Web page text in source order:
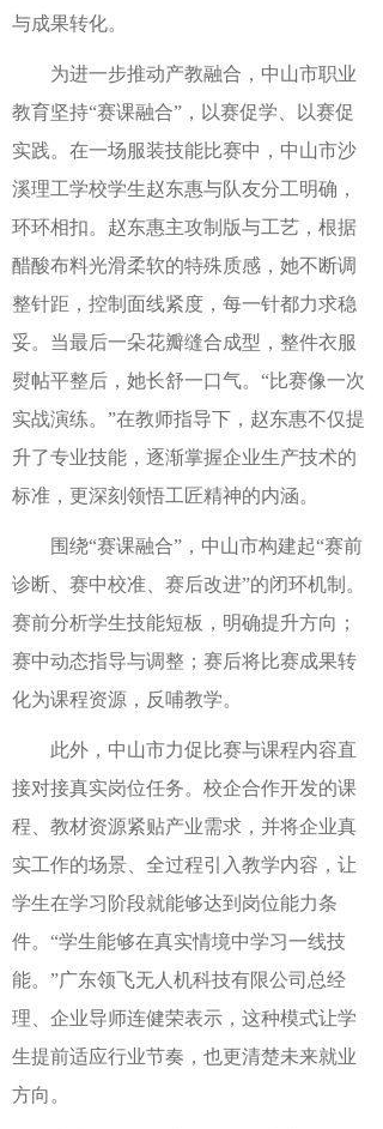
与成果转化。
为进一步推动产教融合，中山市职业
教育坚持“赛课融合”，以赛促学、以赛促
实践。在一场服装技能比赛中，中山市沙
溪理工学校学生赵东惠与队友分工明确，
环环相扣。赵东惠主攻制版与工艺，根据
醋酸布料光滑柔软的特殊质感，她不断调
整针距，控制面线紧度，每一针都力求稳
妥。当最后一朵花瓣缝合成型，整件衣服
熨帖平整后，她长舒一口气。“比赛像一次
实战演练。”在教师指导下，赵东惠不仅提
升了专业技能，逐渐掌握企业生产技术的
标准，更深刻领悟工匠精神的内涵。
围绕“赛课融合”，中山市构建起“赛前
诊断、赛中校准、赛后改进”的闭环机制。
赛前分析学生技能短板，明确提升方向；
赛中动态指导与调整；赛后将比赛成果转
化为课程资源，反哺教学。
此外，中山市力促比赛与课程内容直
接对接真实岗位任务。校企合作开发的课
程、教材资源紧贴产业需求，并将企业真
实工作的场景、全过程引入教学内容，让
学生在学习阶段就能够达到岗位能力条
件。“学生能够在真实情境中学习一线技
能。”广东领飞无人机科技有限公司总经
理、企业导师连健荣表示，这种模式让学
生提前适应行业节奏，也更清楚未来就业
方向。